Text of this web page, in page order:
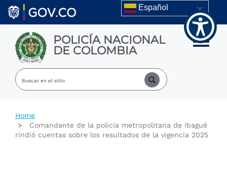
Welcome
All
Accessibility
screen
reader.
Accessibility
Skip to main content Español
POLICÍA NACIONAL
DE COLOMBIA Toggle
Home
Comandante de la policía metropolitana de Ibagué
rindió cuentas sobre los resultados de la vigencia 2025